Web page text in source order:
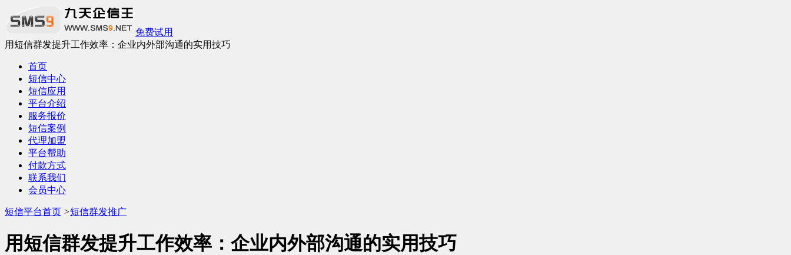
免费试用
用短信群发提升工作效率：企业内外部沟通的实用技巧
首页
短信中心
短信应用
平台介绍
服务报价
短信案例
代理加盟
平台帮助
付款方式
联系我们
会员中心
短信平台首页 >短信群发推广
用短信群发提升工作效率：企业内外部沟通的实用技巧